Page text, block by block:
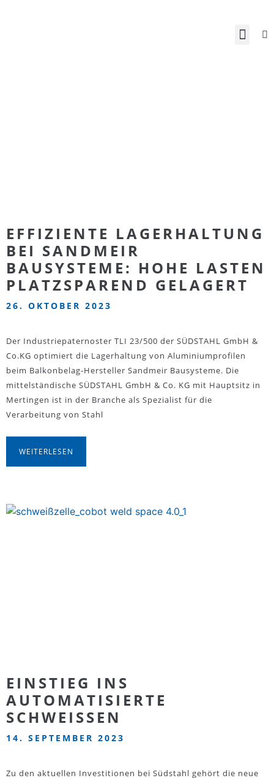
EFFIZIENTE LAGERHALTUNG
BEI SANDMEIR
BAUSYSTEME: HOHE LASTEN
PLATZSPAREND GELAGERT
26. OKTOBER 2023
Der Industriepaternoster TLI 23/500 der SÜDSTAHL GmbH &
Co.KG optimiert die Lagerhaltung von Aluminiumprofilen
beim Balkonbelag-Hersteller Sandmeir Bausysteme. Die
mittelständische SÜDSTAHL GmbH & Co. KG mit Hauptsitz in
Mertingen ist in der Branche als Spezialist für die
Verarbeitung von Stahl
WEITERLESEN
EINSTIEG INS
AUTOMATISIERTE
SCHWEISSEN
14. SEPTEMBER 2023
Zu den aktuellen Investitionen bei Südstahl gehört die neue